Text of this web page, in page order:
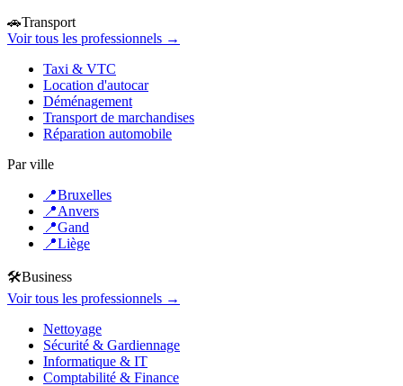
🚗Transport
Voir tous les professionnels →
Taxi & VTC
Location d'autocar
Déménagement
Transport de marchandises
Réparation automobile
Par ville
📍Bruxelles
📍Anvers
📍Gand
📍Liège
🛠️Business
Voir tous les professionnels →
Nettoyage
Sécurité & Gardiennage
Informatique & IT
Comptabilité & Finance